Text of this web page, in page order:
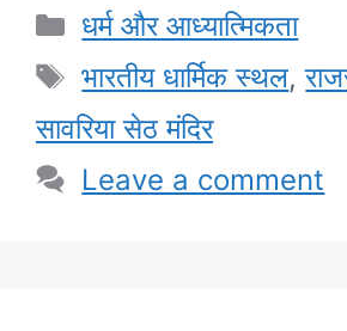
Categories
धर्म और आध्यात्मिकता
Tags
भारतीय धार्मिक स्थल,
सावरिया सेठ मंदिर
Leave a comment